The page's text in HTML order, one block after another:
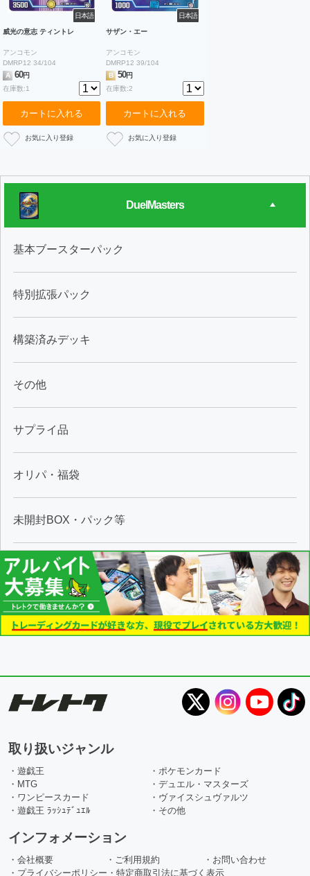
日本語
威光の意志 ティントレ
アンコモン
DMRP12 34/104
A
60円
在庫数:1
カートに入れる
日本語
サザン・エー
アンコモン
DMRP12 39/104
B
50円
在庫数:2
カートに入れる
DuelMasters
基本ブースターパック
特別拡張パック
構築済みデッキ
その他
サプライ品
オリパ・福袋
未開封BOX・パック等
取り扱いジャンル
・遊戯王
・ポケモンカード
・MTG
・デュエル・マスターズ
・ワンピースカード
・ヴァイスシュヴァルツ
・遊戯王 ﾗｯｼｭﾃﾞｭｴﾙ
・その他
インフォメーション
・会社概要 ・ご利用規約
・お問い合わせ
・プライバシーポリシー ・特定商取引法に基づく表示